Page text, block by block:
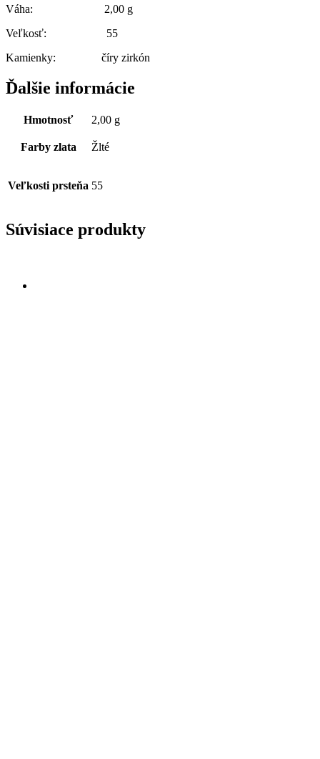
Váha: 2,00 g
Veľkosť: 55
Kamienky: číry zirkón
Ďalšie informácie
Hmotnosť 2,00 g
Farby zlata Žlté
Veľkosti prsteňa 55
Súvisiace produkty